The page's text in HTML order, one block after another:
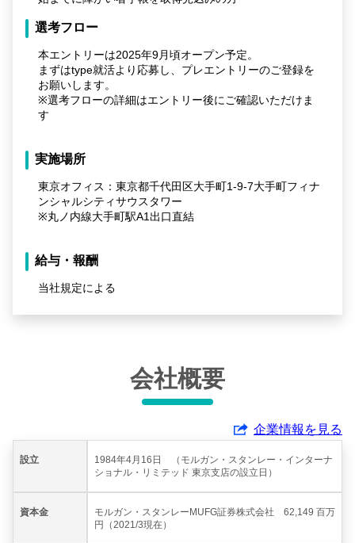
選考フロー
本エントリーは2025年9月頃オープン予定。
まずはtype就活より応募し、プレエントリーのご登録を
お願いします。
※選考フローの詳細はエントリー後にご確認いただけま
す
実施場所
東京オフィス：東京都千代田区大手町1-9-7大手町フィナ
ンシャルシティサウスタワー
※丸ノ内線大手町駅A1出口直結
給与・報酬
当社規定による
会社概要
企業情報を見る
設立
1984年4月16日 （モルガン・スタンレー・インターナ
ショナル・リミテッド 東京支店の設立日）
資本金
モルガン・スタンレーMUFG証券株式会社 62,149 百万
円（2021/3現在）